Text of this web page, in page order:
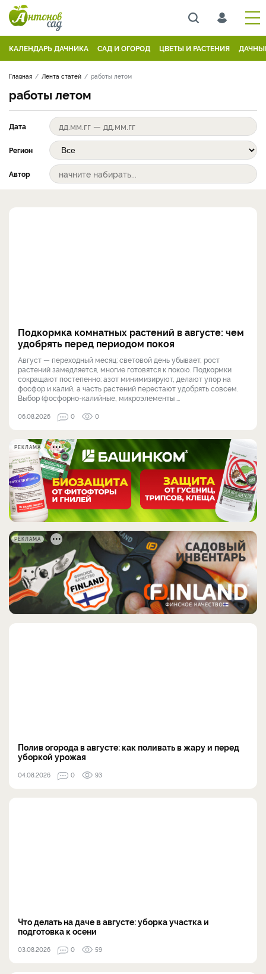
КАЛЕНДАРЬ ДАЧНИКА САД И ОГОРОД ЦВЕТЫ И РАСТЕНИЯ
Главная Лента статей работы летом
работы летом
Дата
Регион
Автор
Подкормка комнатных растений в августе: чем
удобрять перед периодом покоя
Август — переходный месяц: световой день убывает, рост
растений замедляется, многие готовятся к покою. Подкормки
сокращают постепенно: азот минимизируют, делают упор на
фосфор и калий, а часть растений перестают удобрять совсем.
Выбор (фосфорно-калийные, микроэлементы ...
06.08.2026 0 0
РЕКЛАМА
РЕКЛАМА
Полив огорода в августе: как поливать в жару и перед
уборкой урожая
04.08.2026 0 93
Что делать на даче в августе: уборка участка и
подготовка к осени
03.08.2026 0 59